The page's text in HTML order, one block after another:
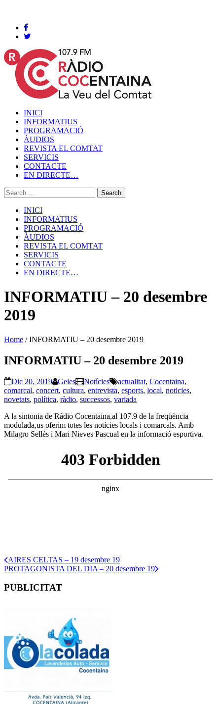
INICI
INFORMATIUS
PROGRAMACIÓ
ÀUDIOS
REVISTA EL COMTAT
SERVICIS
CONTACTE
EN DIRECTE…
INICI
INFORMATIUS
PROGRAMACIÓ
ÀUDIOS
REVISTA EL COMTAT
SERVICIS
CONTACTE
EN DIRECTE…
INFORMATIU – 20 desembre
2019
Home /INFORMATIU – 20 desembre 2019
INFORMATIU – 20 desembre 2019
Dic 20, 2019 Geles Notícies actualitat, Cocentaina,
comarcal, concert, cultura, entrevista, esports, local, noticies,
novetats, política, ràdio, successos, variada
A la sintonia de Ràdio Cocentaina,al 107.9 de la freqüència
modulada,us oferim totes les notícies locals i comarcals. Amb
Milagro Sellés i Mari Nieves Pascual en la informació esportiva.
AIRES CELTAS – 19 desembre 19
PROTAGONISTA DEL DIA – 20 desembre 19
PUBLICITAT